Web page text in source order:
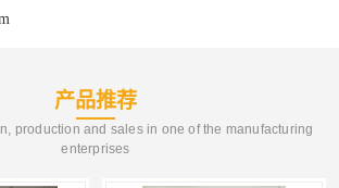
产品推荐
production and sales in one of the manufacturing
enterprises